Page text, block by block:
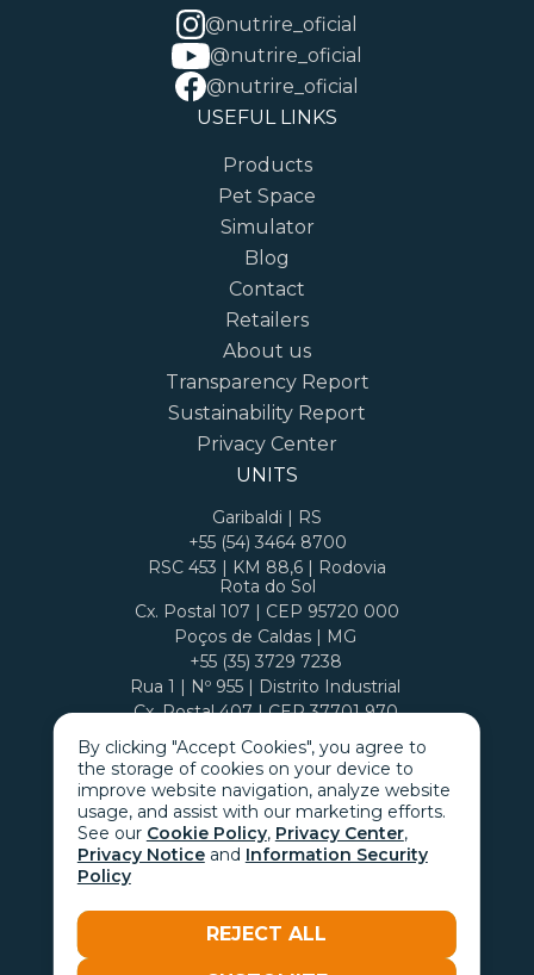
By clicking "Accept Cookies", you agree to
the storage of cookies on your device to
improve website navigation, analyze website
usage, and assist with our marketing efforts.
See our Cookie Policy, Privacy Center,
Privacy Noticeand Information Security
Policy
REJECT ALL
@nutrire_oficial
@nutrire_oficial
@nutrire_oficial
USEFUL LINKS
Products
Pet Space
Simulator
Blog
Contact
Retailers
About us
Transparency Report
Sustainability Report
Privacy Center
UNITS
Garibaldi | RS
+55 (54) 3464 8700
RSC 453 | KM 88,6 | Rodovia
Rota do Sol
Cx. Postal 107 | CEP 95720 000
Poços de Caldas | MG
+55 (35) 3729 7238
Rua 1 | Nº 955 | Distrito Industrial
Cx. Postal 407 | CEP 37701 970